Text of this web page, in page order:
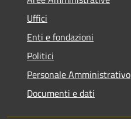
Uffici
Enti e fondazioni
Politici
Personale Amministrativo
Documenti e dati